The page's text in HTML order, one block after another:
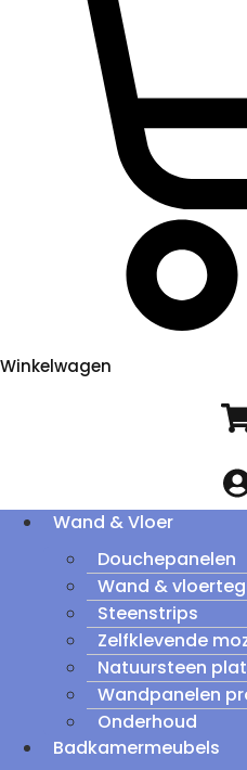
Winkelwagen
Wand & Vloer
Douchepanelen
Wand &
Steenstrips
Zelfklevende
Natuursteen
Wandpanelen
Onderhoud
Badkamermeubels